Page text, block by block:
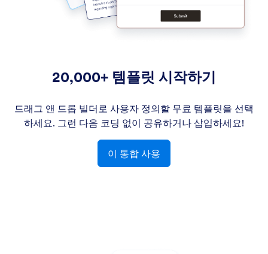
20,000+ 템플릿 시작하기
드래그 앤 드롭 빌더로 사용자 정의할 무료 템플릿을 선택
하세요. 그런 다음 코딩 없이 공유하거나 삽입하세요!
이 통합 사용